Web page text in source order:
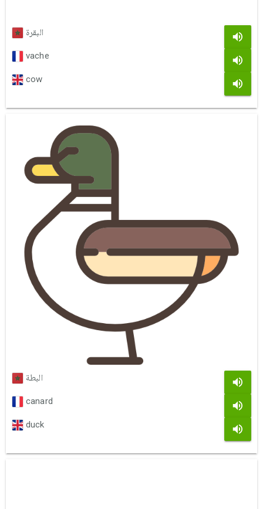
البقرة
vache
cow
البطة
canard
duck